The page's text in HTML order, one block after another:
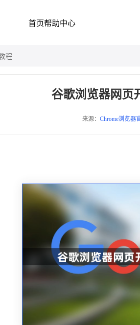
首页帮助中心
程
谷歌浏览器网页
来源： Chrome浏览器